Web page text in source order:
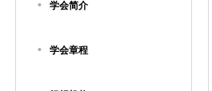
• 学会简介
• 学会章程